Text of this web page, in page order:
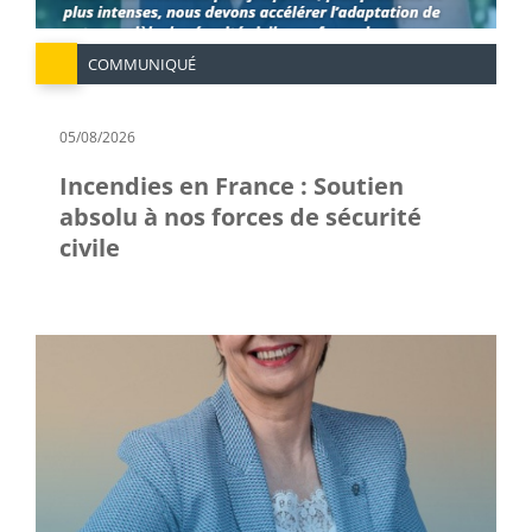
COMMUNIQUÉ
05/08/2026
Incendies en France : Soutien
absolu à nos forces de sécurité
civile